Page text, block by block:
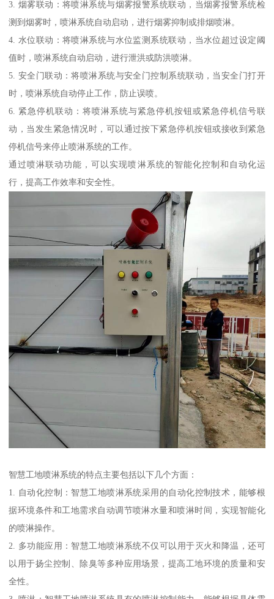
3. 烟雾联动：将喷淋系统与烟雾报警系统联动，当烟雾报警系统检
测到烟雾时，喷淋系统自动启动，进行烟雾抑制或排烟喷淋。
4. 水位联动：将喷淋系统与水位监测系统联动，当水位超过设定阈
值时，喷淋系统自动启动，进行泄洪或防洪喷淋。
5. 安全门联动：将喷淋系统与安全门控制系统联动，当安全门打开
时，喷淋系统自动停止工作，防止误喷。
6. 紧急停机联动：将喷淋系统与紧急停机按钮或紧急停机信号联
动，当发生紧急情况时，可以通过按下紧急停机按钮或接收到紧急
停机信号来停止喷淋系统的工作。
通过喷淋联动功能，可以实现喷淋系统的智能化控制和自动化运
行，提高工作效率和安全性。
智慧工地喷淋系统的特点主要包括以下几个方面：
1. 自动化控制：智慧工地喷淋系统采用的自动化控制技术，能够根
据环境条件和工地需求自动调节喷淋水量和喷淋时间，实现智能化
的喷淋操作。
2. 多功能应用：智慧工地喷淋系统不仅可以用于灭火和降温，还可
以用于扬尘控制、除臭等多种应用场景，提高工地环境的质量和安
全性。